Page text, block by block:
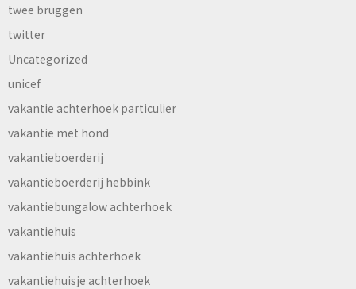
twee bruggen
twitter
Uncategorized
unicef
vakantie achterhoek particulier
vakantie met hond
vakantieboerderij
vakantieboerderij hebbink
vakantiebungalow achterhoek
vakantiehuis
vakantiehuis achterhoek
vakantiehuisje achterhoek